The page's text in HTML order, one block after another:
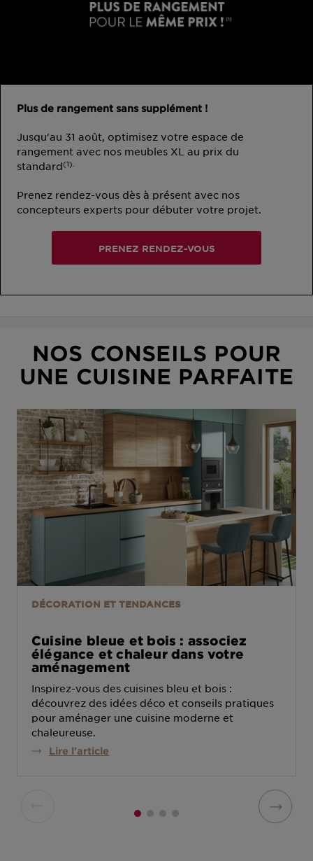
Plus de rangement sans supplément !
Jusqu'au 31 août, optimisez votre espace de
rangement avec nos meubles XL au prix du
standard(1).
Prenez rendez-vous dès à présent avec nos
concepteurs experts pour débuter votre projet.
PRENEZ RENDEZ-VOUS
PIED
PAGE
NOS CONSEILS POUR
UNE CUISINE PARFAITE
DÉCORATION ET TENDANCES
Cuisine bleue et bois : associez
élégance et chaleur dans votre
aménagement
Inspirez-vous des cuisines bleu et bois :
découvrez des idées déco et conseils pratiques
pour aménager une cuisine moderne et
chaleureuse.
Lire l'article